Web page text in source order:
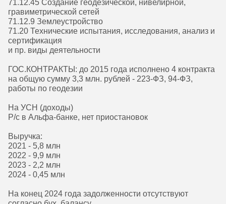
71.12.45 Создание геодезической, нивелирной,
гравиметрической сетей
71.12.9 Землеустройство
71.20 Технические испытания, исследования, анализ и
сертификация
и пр. виды деятельности
ГОС.КОНТРАКТЫ: до 2015 года исполнено 4 контракта
на общую сумму 3,3 млн. рублей - 223-ФЗ, 94-ФЗ,
работы по геодезии
На УСН (доходы)
Р/с в Альфа-банке, нет приостановок
Выручка:
2021 - 5,8 млн
2022 - 9,9 млн
2023 - 2,2 млн
2024 - 0,45 млн
На конец 2024 года задолженности отсутствуют